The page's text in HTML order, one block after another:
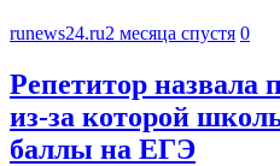
runews24.ru2 месяца спустя 0
Репетитор назвала
из-за которой
баллы на ЕГЭ